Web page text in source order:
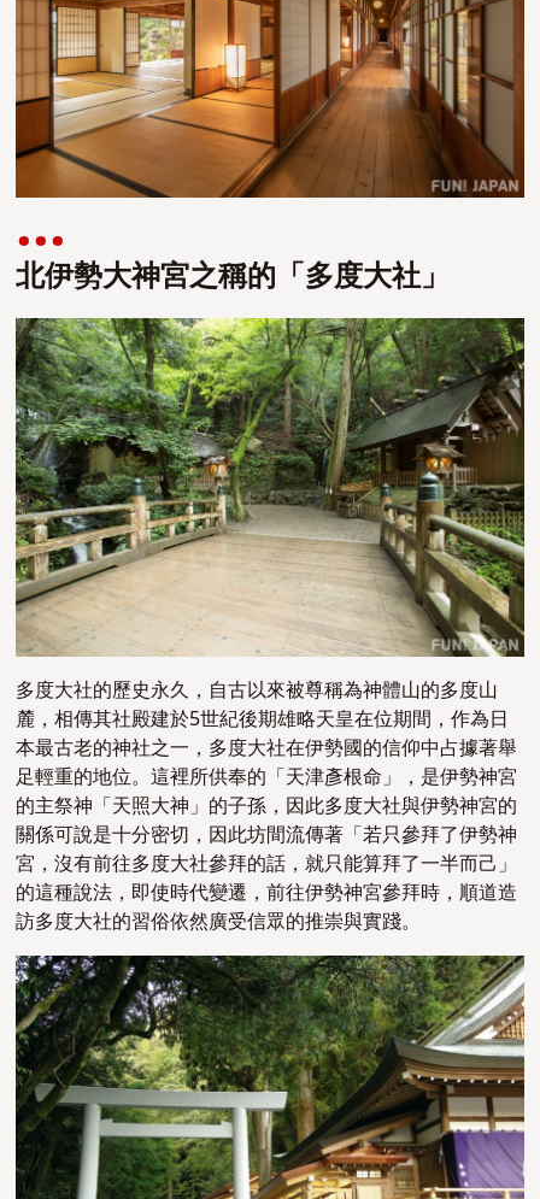
北伊勢大神宮之稱的「多度大社」
多度大社的歷史永久，自古以來被尊稱為神體山的多度山
麓，相傳其社殿建於5世紀後期雄略天皇在位期間，作為日
本最古老的神社之一，多度大社在伊勢國的信仰中占據著舉
足輕重的地位。這裡所供奉的「天津彥根命」，是伊勢神宮
的主祭神「天照大神」的子孫，因此多度大社與伊勢神宮的
關係可說是十分密切，因此坊間流傳著「若只參拜了伊勢神
宮，沒有前往多度大社參拜的話，就只能算拜了一半而己」
的這種說法，即使時代變遷，前往伊勢神宮參拜時，順道造
訪多度大社的習俗依然廣受信眾的推崇與實踐。